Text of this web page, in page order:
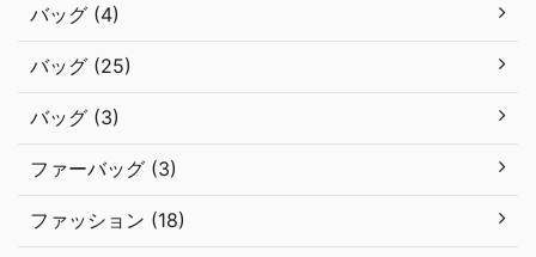
バッグ (4)
バッグ (25)
バッグ (3)
ファーバッグ (3)
ファッション (18)